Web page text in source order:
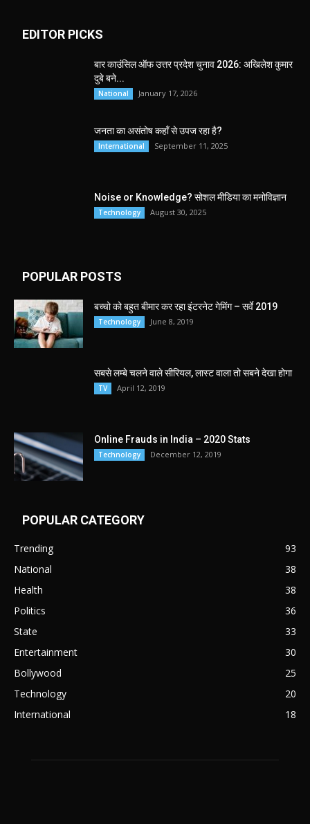
EDITOR PICKS
बार काउंसिल ऑफ उत्तर प्रदेश चुनाव 2026: अखिलेश कुमार
दुबे बने...
National January 17, 2026
जनता का असंतोष कहाँ से उपज रहा है?
International September 11, 2025
Noise or Knowledge? सोशल मीडिया का मनोविज्ञान
Technology August 30, 2025
POPULAR POSTS
बच्चो को बहुत बीमार कर रहा इंटरनेट गेमिंग – सर्वे 2019
Technology June 8, 2019
सबसे लम्बे चलने वाले सीरियल, लास्ट वाला तो सबने देखा होगा
TV April 12, 2019
Online Frauds in India – 2020 Stats
Technology December 12, 2019
POPULAR CATEGORY
Trending
93
National
38
Health
38
Politics
36
State
33
Entertainment
30
Bollywood
25
Technology
20
International
18